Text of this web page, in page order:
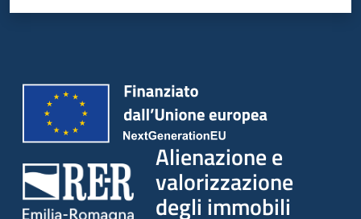
Alienazione e
valorizzazione
degli immobili